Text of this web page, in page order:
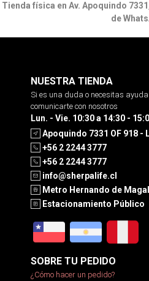
Tienda física en Av. Apoquindo
de
NUESTRA TIENDA
Si es una duda o necesitas
comunicarte con nosotros
Lun. - Vie. 10:30 a 14:30 -
Apoquindo 7331 OF 918 -
+56 2 2244 3777
+56 2 2244 3777
info@sherpalife.cl
Metro Hernando de
Estacionamiento Público
SOBRE TU PEDIDO
¿Cómo hacer un pedido?